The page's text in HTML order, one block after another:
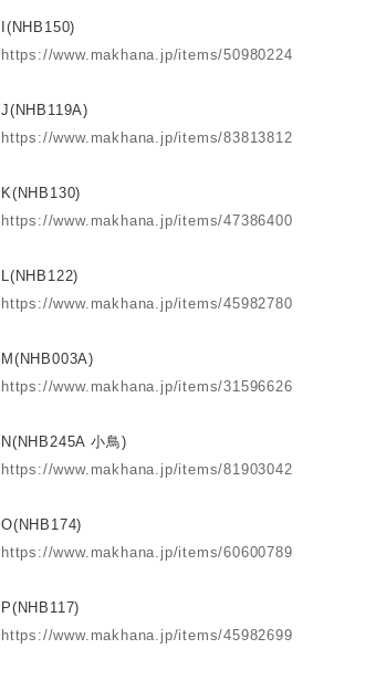
I(NHB150)
https://www.makhana.jp/items/50980224
J(NHB119A)
https://www.makhana.jp/items/83813812
K(NHB130)
https://www.makhana.jp/items/47386400
L(NHB122)
https://www.makhana.jp/items/45982780
M(NHB003A)
https://www.makhana.jp/items/31596626
N(NHB245A 小鳥)
https://www.makhana.jp/items/81903042
O(NHB174)
https://www.makhana.jp/items/60600789
P(NHB117)
https://www.makhana.jp/items/45982699